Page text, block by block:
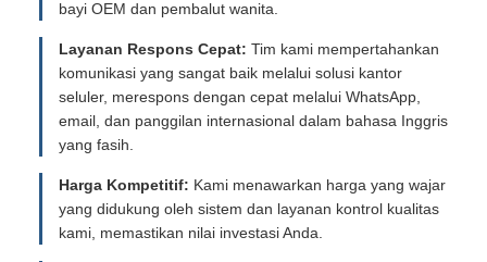
bayi OEM dan pembalut wanita.
Layanan Respons Cepat: Tim kami mempertahankan
komunikasi yang sangat baik melalui solusi kantor
seluler, merespons dengan cepat melalui WhatsApp,
email, dan panggilan internasional dalam bahasa Inggris
yang fasih.
Harga Kompetitif: Kami menawarkan harga yang wajar
yang didukung oleh sistem dan layanan kontrol kualitas
kami, memastikan nilai investasi Anda.